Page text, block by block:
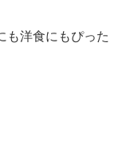
も洋食にもぴった